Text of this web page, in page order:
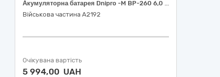
Акумуляторна батарея Dnipro -M BP-260 6,0 Аг
Військова частина А2192
Очікувана вартість
5 994,00 UAH